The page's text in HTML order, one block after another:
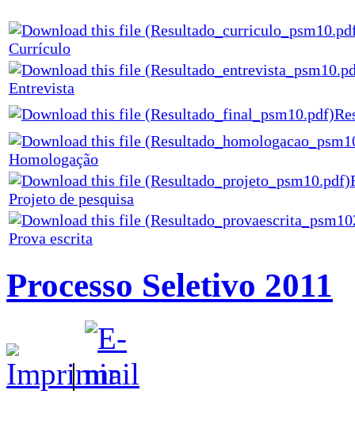
Currículo
Entrevista
Homologação
Projeto de pesquisa
Prova escrita
Processo Seletivo 2011
|